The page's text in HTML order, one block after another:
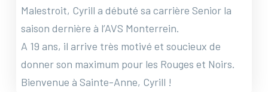
Malestroit, Cyrill a débuté sa carrière Senior la
saison dernière à l’AVS Monterrein.
A 19 ans, il arrive très motivé et soucieux de
donner son maximum pour les Rouges et Noirs.
Bienvenue à Sainte-Anne, Cyrill !